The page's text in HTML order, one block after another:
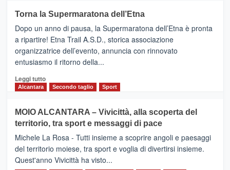
BROOKS
SuperMaratona
dell’Etna,
presentata
l’edizione
2026
Torna la Supermaratona dell’Etna
Dopo un anno di pausa, la Supermaratona dell’Etna è pronta
a ripartire! Etna Trail A.S.D., storica associazione
organizzatrice dell’evento, annuncia con rinnovato
entusiasmo il ritorno della...
Leggi tuttoLeggi
Torna
la
Supermaratona
dell’Etna
Alcantara Secondo taglio Sport
MOIO ALCANTARA – Vivicittà, alla scoperta del
territorio, tra sport e messaggi di pace
Michele La Rosa - Tutti insieme a scoprire angoli e paesaggi
del territorio moiese, tra sport e voglia di divertirsi insieme.
Quest'anno Vivicittà ha visto...